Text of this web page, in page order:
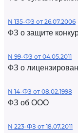
N 135-ФЗ от 26.07.2006
ФЗ о защите
N 99-ФЗ от 04.05.2011
ФЗ о
N 14-ФЗ от 08.02.1998
ФЗ об ООО
N 223-ФЗ от 18.07.2011